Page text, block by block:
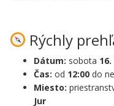
Rýchly
Dátum: sobota
Čas: od 12:00 do
Miesto:
Jur